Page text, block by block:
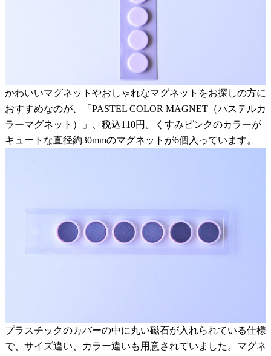
かわいいマグネットやおしゃれなマグネットをお探しの方に
おすすめなのが、「PASTEL COLOR MAGNET（パステルカ
ラーマグネット）」、税込110円。くすみピンクのカラーが
キュートな直径約30mmのマグネットが6個入っています。
プラスチックのカバーの中に丸い磁石が入れられている仕様
で、サイズ違い、カラー違いも用意されていました。マグネ